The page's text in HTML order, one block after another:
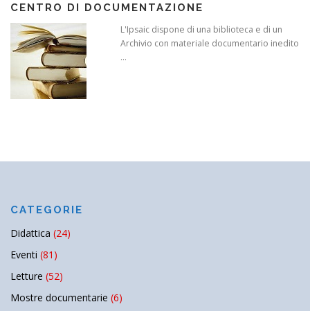
CENTRO DI DOCUMENTAZIONE
L'Ipsaic dispone di una biblioteca e di un
Archivio con materiale documentario inedito
...
CATEGORIE
Didattica (24)
Eventi (81)
Letture (52)
Mostre documentarie (6)